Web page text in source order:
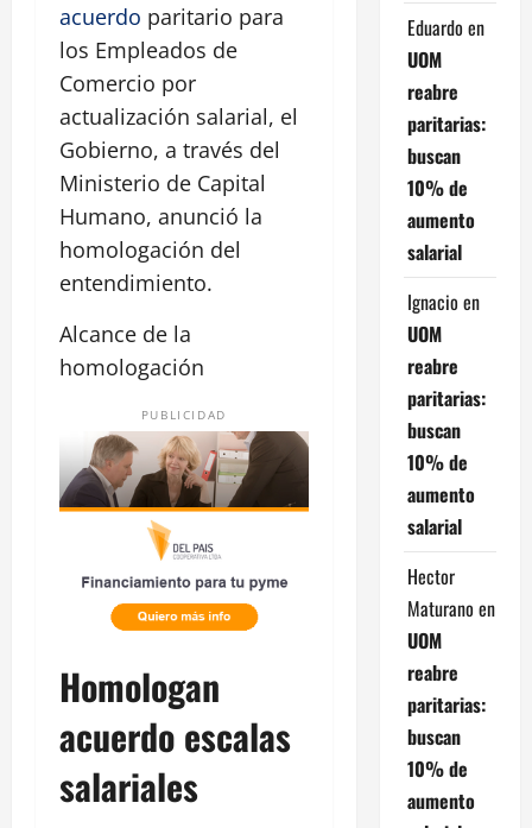
acuerdo paritario para
los Empleados de
Comercio por
actualización salarial, el
Gobierno, a través del
Ministerio de Capital
Humano, anunció la
homologación del
entendimiento.
Alcance de la
homologación
PUBLICIDAD
Homologan
acuerdo escalas
salariales
Eduardo en
UOM
reabre
paritarias:
buscan
10% de
aumento
salarial
Ignacio en
UOM
reabre
paritarias:
buscan
10% de
aumento
salarial
Hector
Maturano en
UOM
reabre
paritarias:
buscan
10% de
aumento